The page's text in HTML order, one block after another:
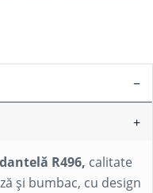
R496, calitate
și bumbac, cu design